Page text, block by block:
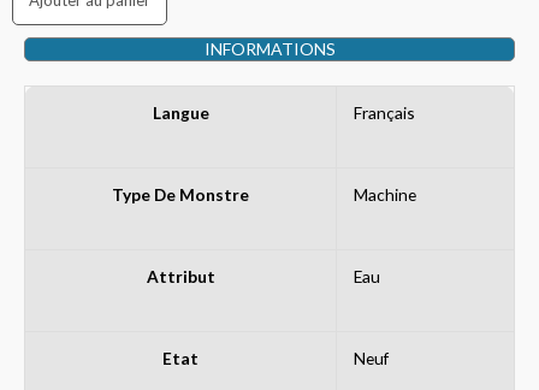
INFORMATIONS
Langue Français
Type De Monstre Machine
Attribut Eau
Etat Neuf